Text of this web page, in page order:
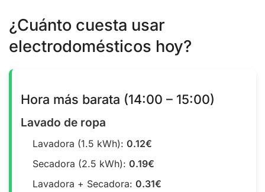
¿Cuánto cuesta usar
electrodomésticos hoy?
Hora más barata (14:00 – 15:00)
Lavado de ropa
Lavadora (1.5 kWh): 0.12€
Secadora (2.5 kWh): 0.19€
Lavadora + Secadora: 0.31€